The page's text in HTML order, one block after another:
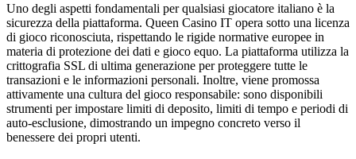
Uno degli aspetti fondamentali per qualsiasi giocatore italiano è la
sicurezza della piattaforma. Queen Casino IT opera sotto una licenza
di gioco riconosciuta, rispettando le rigide normative europee in
materia di protezione dei dati e gioco equo. La piattaforma utilizza la
crittografia SSL di ultima generazione per proteggere tutte le
transazioni e le informazioni personali. Inoltre, viene promossa
attivamente una cultura del gioco responsabile: sono disponibili
strumenti per impostare limiti di deposito, limiti di tempo e periodi di
auto-esclusione, dimostrando un impegno concreto verso il
benessere dei propri utenti.